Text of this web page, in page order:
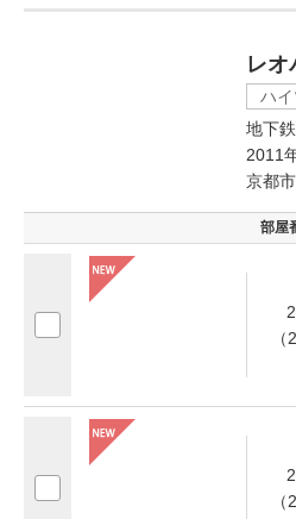
レオ
ハ
地下
2011
京都
部屋
（
（